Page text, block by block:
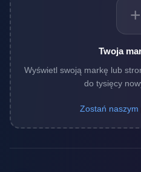
+
Twoja
Wyświetl swoją markę lub
do tysięcy
Zostań